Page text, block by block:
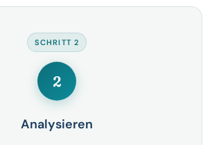
SCHRITT 2
2
Analysieren